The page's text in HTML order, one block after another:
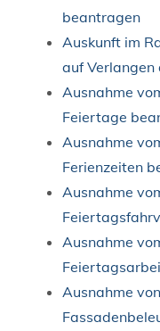
beantragen
Auskunft im
auf
Ausnahme
Feiertage
Ausnahme
Ferienzeiten
Ausnahme
Ausnahme
Ausnahme